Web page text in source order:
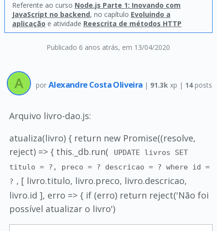
Publicado 6 anos atrás, em 13/04/2020
Referente ao curso Node.js Parte 1: Inovando com
JavaScript no backend, no capítulo Evoluindo a
aplicação e atividade Reescrita de métodos HTTP
por Alexandre Costa Oliveira | 91.3k xp | 14posts
Arquivo livro-dao.js:
atualiza(livro) { return new Promise((resolve,
reject) => { this._db.run(
UPDATE livros SET
titulo = ?, preco = ? descricao = ? where id =
? , [ livro.titulo, livro.preco, livro.descricao,
livro.id ], erro => { if (erro) return reject('Não foi
possível atualizar o livro')